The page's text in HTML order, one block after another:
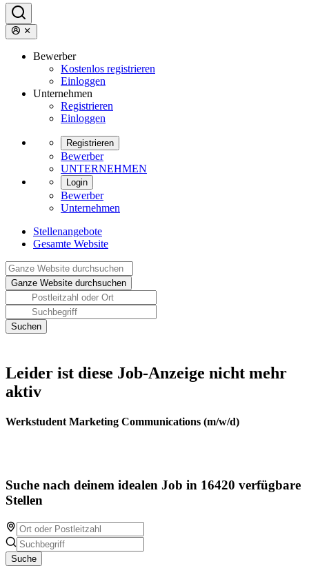
Bewerber
Kostenlos registrieren
Einloggen
Unternehmen
Registrieren
Einloggen
Registrieren
Bewerber
UNTERNEHMEN
Login
Bewerber
Unternehmen
Stellenangebote
Gesamte Website
Leider ist diese Job-Anzeige nicht mehr
aktiv
Werkstudent Marketing Communications (m/w/d)
Suche nach deinem idealen Job in 16420 verfügbare
Stellen
Suche